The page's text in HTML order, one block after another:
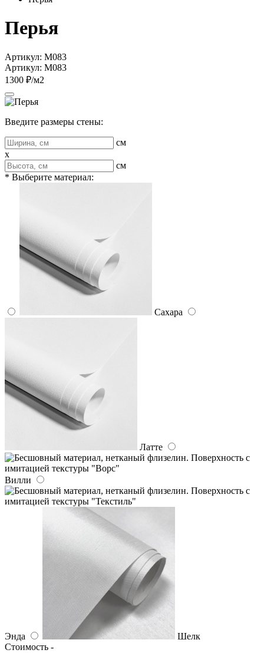
Перья
Артикул: M083
Артикул: M083
1300 ₽/м2
Введите размеры стены:
см
x
см
* Выберите материал:
Сахара
Латте
Вилли
Энда
Шелк
Стоимость -